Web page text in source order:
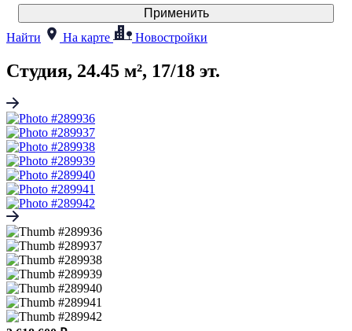
Применить
Найти
На карте Новостройки
Студия, 24.45 м², 17/18 эт.